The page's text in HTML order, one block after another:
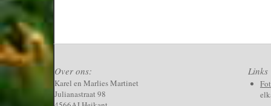
Over ons:
Karel en Marlies Martinet
Julianastraat 98
Links